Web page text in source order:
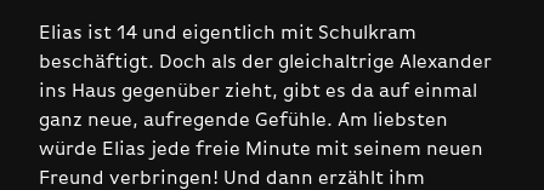
Elias ist 14 und eigentlich mit Schulkram
beschäftigt. Doch als der gleichaltrige Alexander
ins Haus gegenüber zieht, gibt es da auf einmal
ganz neue, aufregende Gefühle. Am liebsten
würde Elias jede freie Minute mit seinem neuen
Freund verbringen! Und dann erzählt ihm